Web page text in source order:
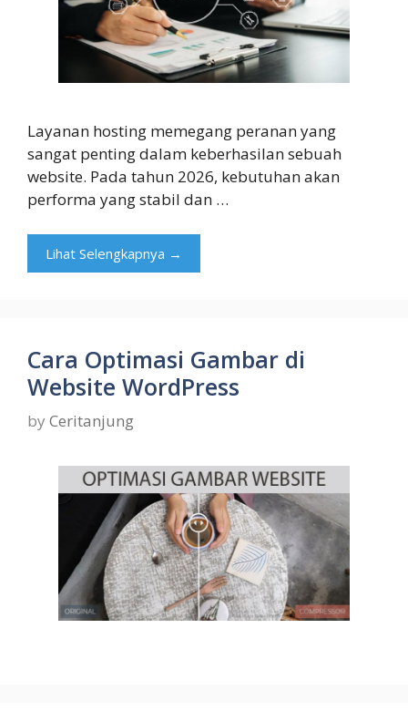
Layanan hosting memegang peranan yang
sangat penting dalam keberhasilan sebuah
website. Pada tahun 2026, kebutuhan akan
performa yang stabil dan …
Lihat Selengkapnya →
Cara Optimasi Gambar di
Website WordPress
by Ceritanjung